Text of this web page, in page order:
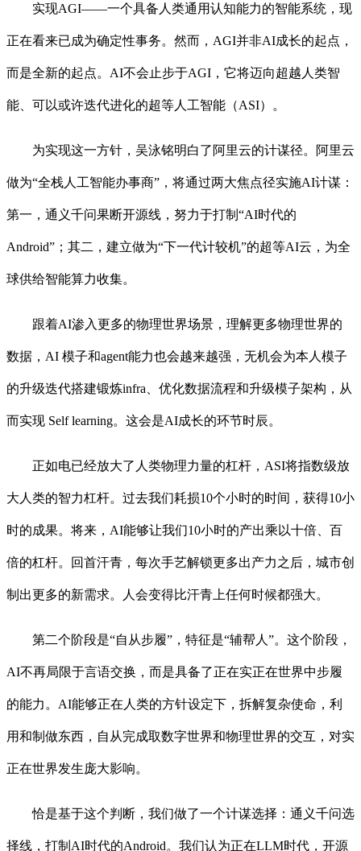
实现AGI——一个具备人类通用认知能力的智能系统，现
正在看来已成为确定性事务。然而，AGI并非AI成长的起点，
而是全新的起点。AI不会止步于AGI，它将迈向超越人类智
能、可以或许迭代进化的超等人工智能（ASI）。
为实现这一方针，吴泳铭明白了阿里云的计谋径。阿里云
做为“全栈人工智能办事商”，将通过两大焦点径实施AI计谋：
第一，通义千问果断开源线，努力于打制“AI时代的
Android”；其二，建立做为“下一代计较机”的超等AI云，为全
球供给智能算力收集。
跟着AI渗入更多的物理世界场景，理解更多物理世界的
数据，AI 模子和agent能力也会越来越强，无机会为本人模子
的升级迭代搭建锻炼infra、优化数据流程和升级模子架构，从
而实现 Self learning。这会是AI成长的环节时辰。
正如电已经放大了人类物理力量的杠杆，ASI将指数级放
大人类的智力杠杆。过去我们耗损10个小时的时间，获得10小
时的成果。将来，AI能够让我们10小时的产出乘以十倍、百
倍的杠杆。回首汗青，每次手艺解锁更多出产力之后，城市创
制出更多的新需求。人会变得比汗青上任何时候都强大。
第二个阶段是“自从步履”，特征是“辅帮人”。这个阶段，
AI不再局限于言语交换，而是具备了正在实正在世界中步履
的能力。AI能够正在人类的方针设定下，拆解复杂使命，利
用和制做东西，自从完成取数字世界和物理世界的交互，对实
正在世界发生庞大影响。
恰是基于这个判断，我们做了一个计谋选择：通义千问选
择线，打制AI时代的Android。我们认为正在LLM时代，开源